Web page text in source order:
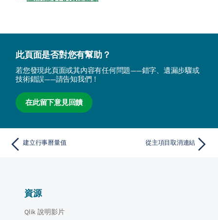
此頁面是否對您有幫助？
若您發現此頁面或其內容有任何問題——錯字、遺漏步驟或
技術錯誤——請告知我們！
在此留下意見回饋
建立行事曆量值 從主項目取消連結
資源
Qlik 說明影片